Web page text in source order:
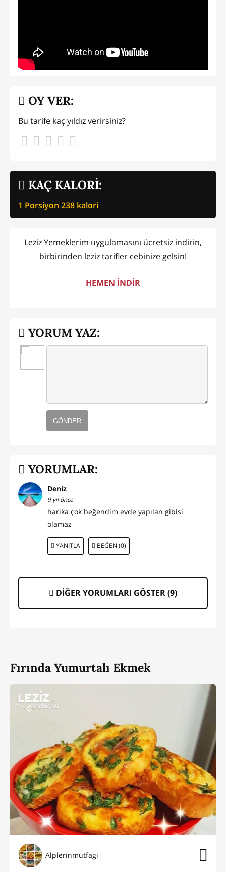
KAÇ KALORİ:
1 Porsiyon 238 kalori
OY VER:
Bu tarife kaç yıldız verirsiniz?
Leziz Yemeklerim uygulamasını ücretsiz indirin,
birbirinden leziz tarifler cebinize gelsin!
HEMEN İNDİR
YORUM YAZ:
GÖNDER
YORUMLAR:
Deniz
9 yıl önce
harika çok beğendim evde yapılan gibisi
olamaz
YANITLA BEĞEN (0)
DİĞER YORUMLARI GÖSTER (9)
Fırında Yumurtalı Ekmek
Alplerinmutfagi